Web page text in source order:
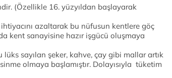
(Özellikle 16. yüzyıldan başlayarak
azaltarak bu nüfusun kentlere göç
kent sanayisine hazır işgücü oluşmaya
sayılan şeker, kahve, çay gibi mallar artık
olmaya başlamıştır. Dolayısıyla tüketim